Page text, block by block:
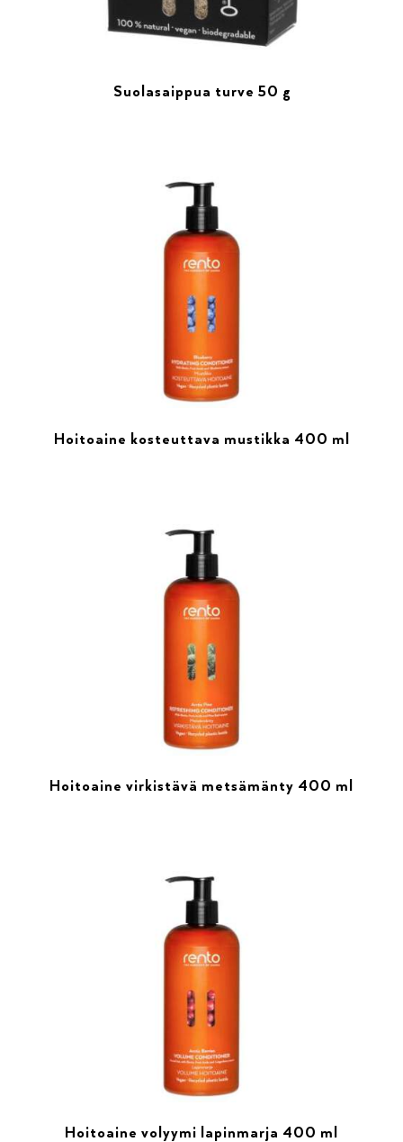
Suolasaippua turve 50 g
Hoitoaine kosteuttava mustikka 400 ml
Hoitoaine virkistävä metsämänty 400 ml
Hoitoaine volyymi lapinmarja 400 ml